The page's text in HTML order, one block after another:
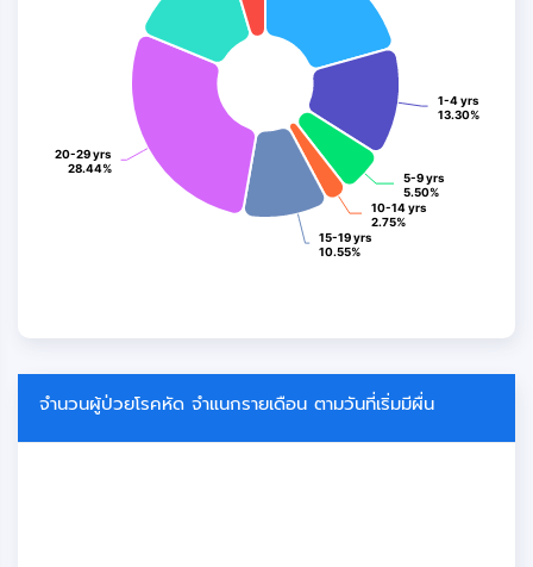
1-4 yrs
13.30%
1-4 yrs
13.30%
5-9 yrs
5.50%
5-9 yrs
5.50%
10-14 yrs
2.75%
10-14 yrs
2.75%
15-19 yrs
10.55%
15-19 yrs
10.55%
20-29 yrs
28.44%
20-29 yrs
28.44%
จำนวนผู้ป่วยโรคหัด จำแนกรายเดือน ตามวันที่เริ่มมีผื่น